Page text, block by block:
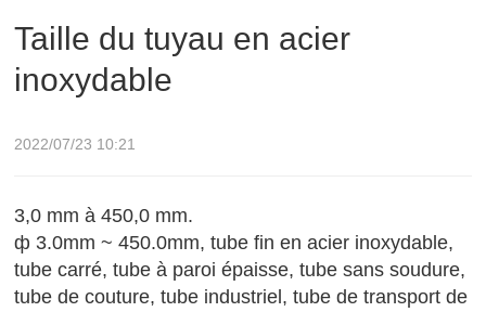
Taille du tuyau en acier
inoxydable
2022/07/23 10:21
3,0 mm à 450,0 mm.
ф 3.0mm ~ 450.0mm, tube fin en acier inoxydable,
tube carré, tube à paroi épaisse, tube sans soudure,
tube de couture, tube industriel, tube de transport de